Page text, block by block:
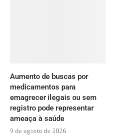
Aumento de buscas por
medicamentos para
emagrecer ilegais ou sem
registro pode representar
ameaça à saúde
9 de agosto de 2026